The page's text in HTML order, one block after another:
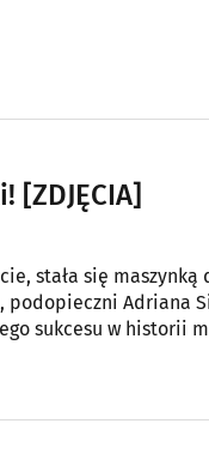
stała się
podopieczni Adriana
sukcesu w historii